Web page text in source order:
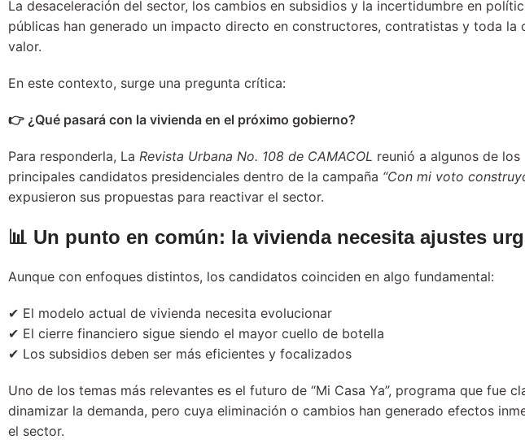
La desaceleración del sector, los cambios en subsidios y la incertidumbre en
públicas han generado un impacto directo en constructores, contratistas y toda la
valor.
En este contexto, surge una pregunta crítica:
👉 ¿Qué pasará con la vivienda en el próximo gobierno?
Para responderla, La Revista Urbana No. 108 de CAMACOL reunió a algunos de los
principales candidatos presidenciales dentro de la campaña “Con mi voto
expusieron sus propuestas para reactivar el sector.
📊 Un punto en común: la vivienda necesita ajustes
Aunque con enfoques distintos, los candidatos coinciden en algo fundamental:
✔ El modelo actual de vivienda necesita evolucionar
✔ El cierre financiero sigue siendo el mayor cuello de botella
✔ Los subsidios deben ser más eficientes y focalizados
Uno de los temas más relevantes es el futuro de “Mi Casa Ya”, programa que fue
dinamizar la demanda, pero cuya eliminación o cambios han generado efectos
el sector.